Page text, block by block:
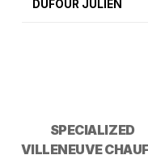
DUFOUR JULIEN
SPECIALIZED
VILLENEUVE